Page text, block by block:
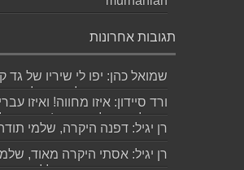
תגובות אחרונות
שמואל כהן: יפו לי שיריו של גד
קיסינגר ואשמח לקחת חלק
ההשקה של...
ורד סיידון: איזו מחווה! ואיזו
כוח לכותב ולאהובתו :) שבת
רן יגיל: דפנה היקרה, שלמי
הוא אכן משורר איכותי ביותר.
רן יגיל: אסתי היקרה מאוד,